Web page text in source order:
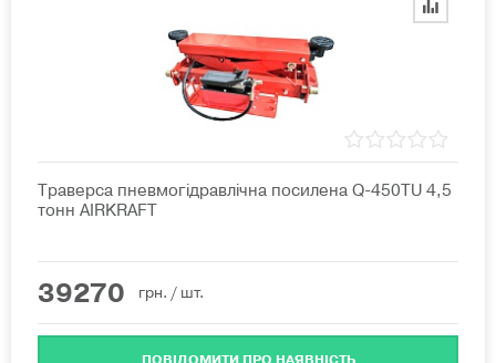
Траверса пневмогідравлічна посилена Q-450TU 4,5
тонн AIRKRAFT
39270 грн. / шт.